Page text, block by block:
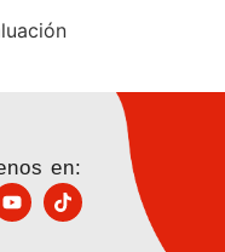
en: